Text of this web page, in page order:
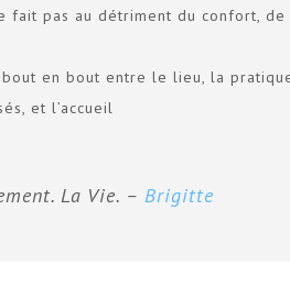
pas au détriment du confort, de
en bout entre le lieu, la
et l’accueil
La Vie. –Brigitte